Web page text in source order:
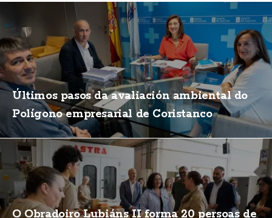
Últimos pasos da avaliación ambiental do
Polígono empresarial de Coristanco
O Obradoiro Lubiáns II forma 20 persoas de